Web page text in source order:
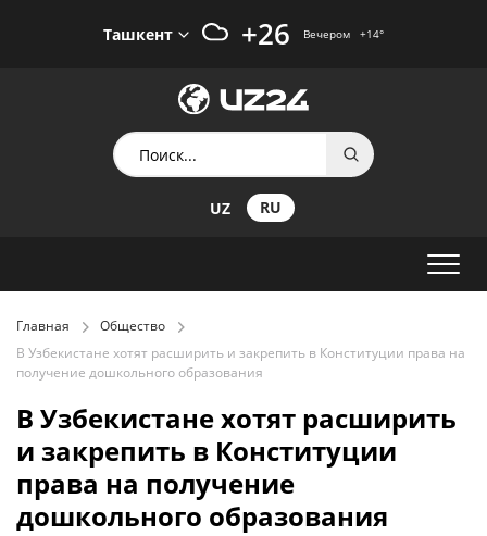
Ташкент +26 Вечером +14°
UZ RU
Главная
Общество
В Узбекистане хотят расширить и закрепить в Конституции права на
получение дошкольного образования
В Узбекистане хотят расширить
и закрепить в Конституции
права на получение
дошкольного образования